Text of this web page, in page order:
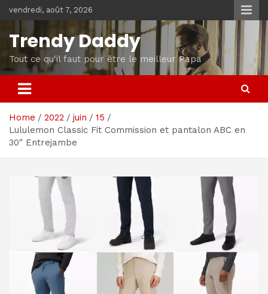
to
content
vendredi, août 7, 2026
Trendy Daddy
Tout ce qu'il faut pour être le meilleur Papa
Home 2022 juin
15
Lululemon Classic Fit Commission et pantalon ABC en
30″ Entrejambe